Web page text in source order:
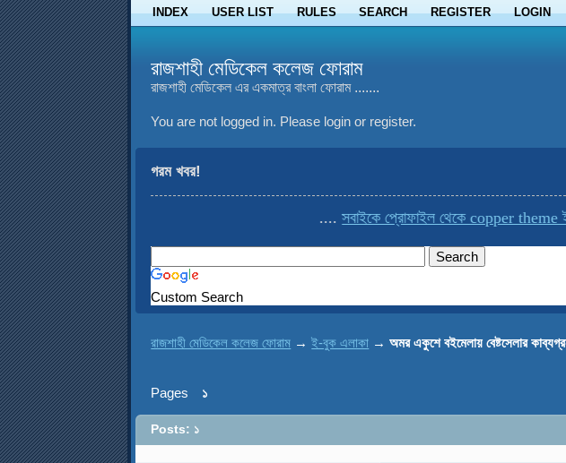
INDEX USER LIST RULES SEARCH REGISTER LOGIN
রাজশাহী মেডিকেল কলেজ ফোরাম
রাজশাহী মেডিকেল এর একমাত্র বাংলা ফোরাম .......
You are not logged in. Please login or register.
গরম খবর!
....সবাইকে প্রোফাইল থেকে copper theme
Custom Search
রাজশাহী মেডিকেল কলেজ ফোরাম →ই-বুক এলাকা →অমর একুশে বইমেলায় বেষ্টসেলার
Pages ১
Posts: ১